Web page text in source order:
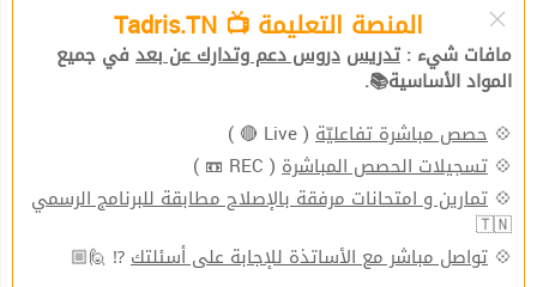
المنصة التعليمة 📺 Tadris.TN
مافات شيء : تدريس دروس دعم وتدارك عن بعد في جميع
المواد الأساسية📚.
💠 حصص مباشرة تفاعليّة ( Live 🔴 )
💠 تسجيلات الحصص المباشرة ( REC 📼 )
💠 تمارين و امتحانات مرفقة بالإصلاح مطابقة للبرنامج الرسمي
🇹🇳
💠 تواصل مباشر مع الأساتذة للإجابة على أسئلتك⁉ 🙋🏼